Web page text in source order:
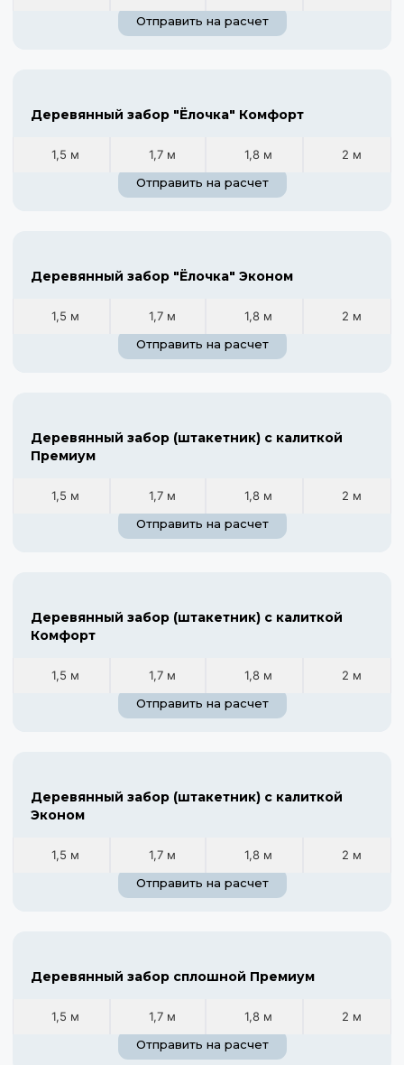
Отправить на расчет
Деревянный забор "Ёлочка" Комфорт
1,5 м 1,7 м 1,8 м
2 м
Отправить на расчет
Деревянный забор "Ёлочка" Эконом
1,5 м 1,7 м 1,8 м
2 м
Отправить на расчет
Деревянный забор (штакетник) с калиткой
Премиум
1,5 м 1,7 м 1,8 м
2 м
Отправить на расчет
Деревянный забор (штакетник) с калиткой
Комфорт
1,5 м 1,7 м 1,8 м
2 м
Отправить на расчет
Деревянный забор (штакетник) с калиткой
Эконом
1,5 м 1,7 м 1,8 м
2 м
Отправить на расчет
Деревянный забор сплошной Премиум
1,5 м 1,7 м 1,8 м
2 м
Отправить на расчет